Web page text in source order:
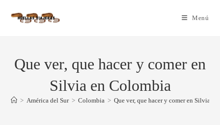
Menú
Que ver, que hacer y comer en
Silvia en Colombia
> América del Sur > Colombia > Que ver, que hacer y comer en Silvia